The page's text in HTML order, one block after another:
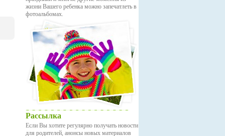
жизни Вашего ребенка можно запечатлеть в
фотоальбомах.
Рассылка
Если Вы хотите регулярно получать новости
для родителей, анонсы новых материалов